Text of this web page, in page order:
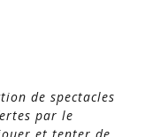
de spectacles
par le